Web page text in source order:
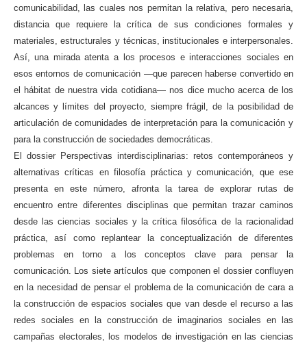
comunicabilidad, las cuales nos permitan la relativa, pero necesaria,
distancia que requiere la crítica de sus condiciones formales y
materiales, estructurales y técnicas, institucionales e interpersonales.
Así, una mirada atenta a los procesos e interacciones sociales en
esos entornos de comunicación —que parecen haberse convertido en
el hábitat de nuestra vida cotidiana— nos dice mucho acerca de los
alcances y límites del proyecto, siempre frágil, de la posibilidad de
articulación de comunidades de interpretación para la comunicación y
para la construcción de sociedades democráticas.
El dossier Perspectivas interdisciplinarias: retos contemporáneos y
alternativas críticas en filosofía práctica y comunicación, que ese
presenta en este número, afronta la tarea de explorar rutas de
encuentro entre diferentes disciplinas que permitan trazar caminos
desde las ciencias sociales y la crítica filosófica de la racionalidad
práctica, así como replantear la conceptualización de diferentes
problemas en torno a los conceptos clave para pensar la
comunicación. Los siete artículos que componen el dossier confluyen
en la necesidad de pensar el problema de la comunicación de cara a
la construcción de espacios sociales que van desde el recurso a las
redes sociales en la construcción de imaginarios sociales en las
campañas electorales, los modelos de investigación en las ciencias